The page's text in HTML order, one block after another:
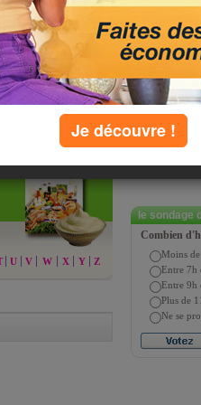
de Patrick Sérog et
pour 100 g
Cliquez ci-
U V W X Y Z
le sondage
Combien
Moins
Entre 7h
Entre 9h
Plus de
Ne se
Je découvre !